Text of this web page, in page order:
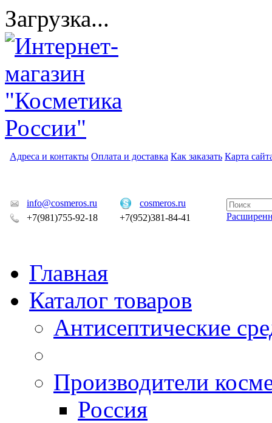
Загрузка...
Адреса и контакты Оплата и доставка Как заказать Карта
info@cosmeros.ru
cosmeros.ru
+7(981)755-92-18
+7(952)381-84-41
Главная
Каталог товаров
Антисептические
Производители
Россия